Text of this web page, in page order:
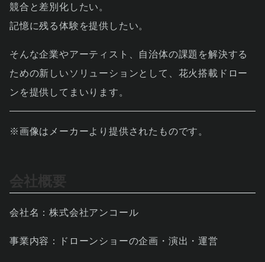
競合と差別化したい。
記憶に残る体験を提供したい。
そんな企業やアーティスト、自治体の課題を解決する
ための新しいソリューションとして、花火搭載ドロー
ンを提供してまいります。
※画像はメーカーより提供されたものです。
会社概要
会社名：株式会社アンコール
事業内容：ドローンショーの企画・演出・運営